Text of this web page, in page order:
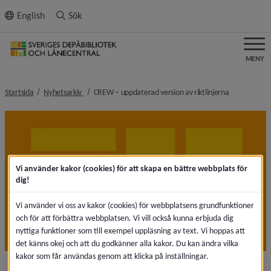
innehållet
English Sök
MENY
Startsida Nyhetsarkiv nivå i brödsmulenavigeringen
CREW – uppdaterad version av riktlinjernanivå i
Vi använder kakor (cookies) för att skapa en bättre webbplats för
dig!
Vi använder vi oss av kakor (cookies) för webbplatsens grundfunktioner
och för att förbättra webbplatsen. Vi vill också kunna erbjuda dig
nyttiga funktioner som till exempel uppläsning av text. Vi hoppas att
det känns okej och att du godkänner alla kakor. Du kan ändra vilka
kakor som får användas genom att klicka på inställningar.